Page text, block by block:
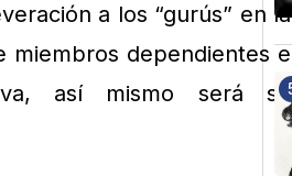
a los “gurús” en la
miembros dependientes e
así mismo será su